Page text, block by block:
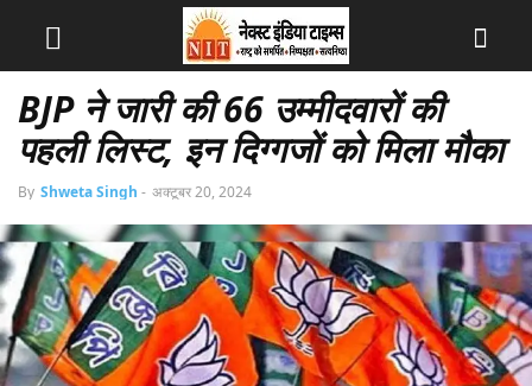
BJP ने जारी की 66 उम्मीदवारों की
पहली लिस्ट, इन दिग्गजों को मिला मौका
By Shweta Singh - अक्टूबर 20, 2024